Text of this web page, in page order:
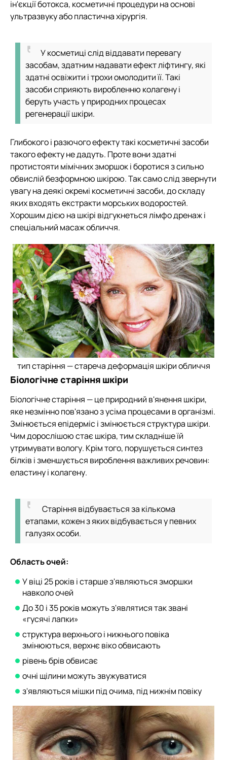
ін'єкції ботокса, косметичні процедури на основі
ультразвуку або пластична хірургія.
У косметиці слід віддавати перевагу
засобам, здатним надавати ефект ліфтингу, які
здатні освіжити і трохи омолодити її. Такі
засоби сприяють виробленню колагену і
беруть участь у природних процесах
регенерації шкіри.
Глибокого і разючого ефекту такі косметичні засоби
такого ефекту не дадуть. Проте вони здатні
протистояти мімічних зморшок і боротися з сильно
обвислій безформною шкірою. Так само слід звернути
увагу на деякі окремі косметичні засоби, до складу
яких входять екстракти морських водоростей.
Хорошим дією на шкірі відгукнеться лімфо дренаж і
спеціальний масаж обличчя.
тип старіння — стареча деформація шкіри обличчя
Біологічне старіння шкіри
Біологічне старіння — це природний в'янення шкіри,
яке незмінно пов'язано з усіма процесами в організмі.
Змінюється епідерміс і змінюється структура шкіри.
Чим дорослішою стає шкіра, тим складніше їй
утримувати вологу. Крім того, порушується синтез
білків і зменшується вироблення важливих речовин:
еластину і колагену.
Старіння відбувається за кількома
етапами, кожен з яких відбувається у певних
галузях особи.
Область очей:
У віці 25 років і старше з'являються зморшки
навколо очей
До 30 і 35 років можуть з'являтися так звані
«гусячі лапки»
структура верхнього і нижнього повіка
змінюються, верхнє віко обвисають
рівень брів обвисає
очні щілини можуть звужуватися
з'являються мішки під очима, під нижнім повіку